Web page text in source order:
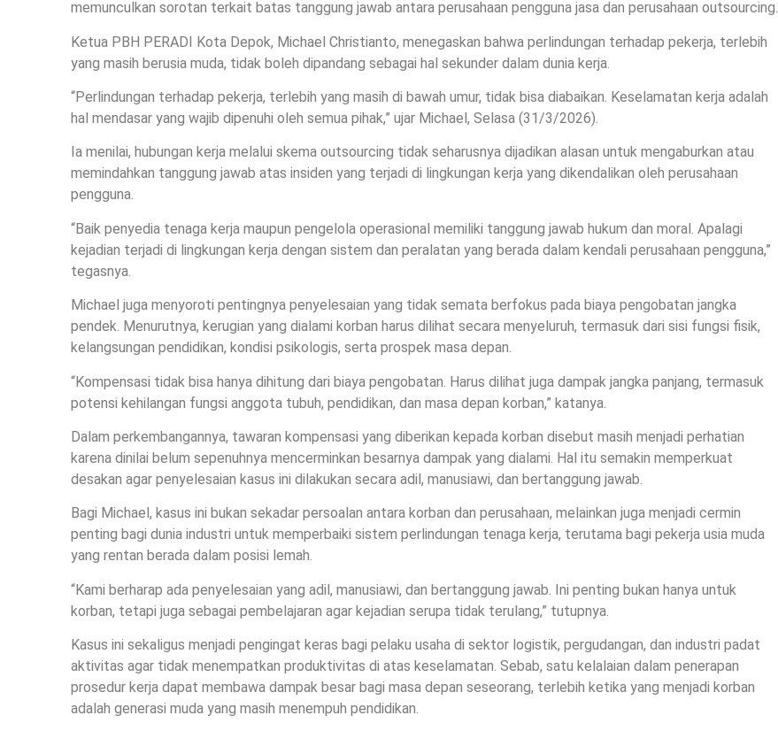
memunculkan sorotan terkait batas tanggung jawab antara perusahaan pengguna jasa dan perusahaan outsourcing.
Ketua PBH PERADI Kota Depok, Michael Christianto, menegaskan bahwa perlindungan terhadap pekerja, terlebih
yang masih berusia muda, tidak boleh dipandang sebagai hal sekunder dalam dunia kerja.
“Perlindungan terhadap pekerja, terlebih yang masih di bawah umur, tidak bisa diabaikan. Keselamatan kerja adalah
hal mendasar yang wajib dipenuhi oleh semua pihak,” ujar Michael, Selasa (31/3/2026).
Ia menilai, hubungan kerja melalui skema outsourcing tidak seharusnya dijadikan alasan untuk mengaburkan atau
memindahkan tanggung jawab atas insiden yang terjadi di lingkungan kerja yang dikendalikan oleh perusahaan
pengguna.
“Baik penyedia tenaga kerja maupun pengelola operasional memiliki tanggung jawab hukum dan moral. Apalagi
kejadian terjadi di lingkungan kerja dengan sistem dan peralatan yang berada dalam kendali perusahaan pengguna,”
tegasnya.
Michael juga menyoroti pentingnya penyelesaian yang tidak semata berfokus pada biaya pengobatan jangka
pendek. Menurutnya, kerugian yang dialami korban harus dilihat secara menyeluruh, termasuk dari sisi fungsi fisik,
kelangsungan pendidikan, kondisi psikologis, serta prospek masa depan.
“Kompensasi tidak bisa hanya dihitung dari biaya pengobatan. Harus dilihat juga dampak jangka panjang, termasuk
potensi kehilangan fungsi anggota tubuh, pendidikan, dan masa depan korban,” katanya.
Dalam perkembangannya, tawaran kompensasi yang diberikan kepada korban disebut masih menjadi perhatian
karena dinilai belum sepenuhnya mencerminkan besarnya dampak yang dialami. Hal itu semakin memperkuat
desakan agar penyelesaian kasus ini dilakukan secara adil, manusiawi, dan bertanggung jawab.
Bagi Michael, kasus ini bukan sekadar persoalan antara korban dan perusahaan, melainkan juga menjadi cermin
penting bagi dunia industri untuk memperbaiki sistem perlindungan tenaga kerja, terutama bagi pekerja usia muda
yang rentan berada dalam posisi lemah.
“Kami berharap ada penyelesaian yang adil, manusiawi, dan bertanggung jawab. Ini penting bukan hanya untuk
korban, tetapi juga sebagai pembelajaran agar kejadian serupa tidak terulang,” tutupnya.
Kasus ini sekaligus menjadi pengingat keras bagi pelaku usaha di sektor logistik, pergudangan, dan industri padat
aktivitas agar tidak menempatkan produktivitas di atas keselamatan. Sebab, satu kelalaian dalam penerapan
prosedur kerja dapat membawa dampak besar bagi masa depan seseorang, terlebih ketika yang menjadi korban
adalah generasi muda yang masih menempuh pendidikan.